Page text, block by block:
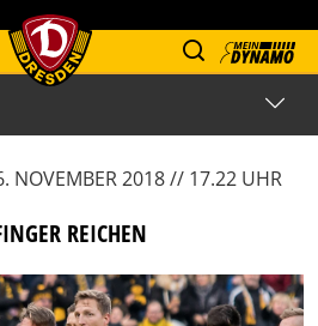
NOVEMBER 2018 // 17.22 UHR
REICHEN